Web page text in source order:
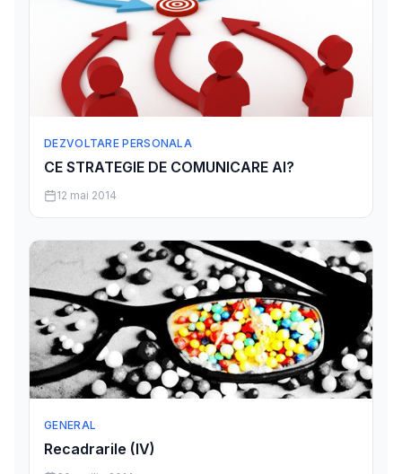
DEZVOLTARE PERSONALA
CE STRATEGIE DE COMUNICARE AI?
12 mai 2014
GENERAL
Recadrarile (IV)